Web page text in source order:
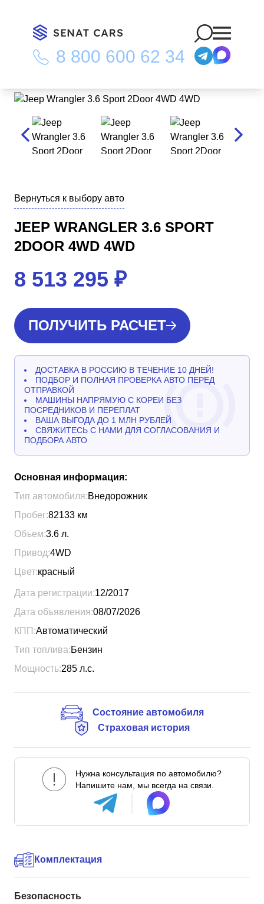
8 800 600 62 34
Главная Каталог/Jeep Wrangler 3.6 Sport 2Door 4WD 4WD
Вернуться к выбору авто
JEEP WRANGLER 3.6 SPORT
2DOOR 4WD 4WD
8 513 295 ₽
ПОЛУЧИТЬ РАСЧЕТ
ДОСТАВКА В РОССИЮ В ТЕЧЕНИЕ 10 ДНЕЙ!
ПОДБОР И ПОЛНАЯ ПРОВЕРКА АВТО ПЕРЕД
ОТПРАВКОЙ
МАШИНЫ НАПРЯМУЮ С КОРЕИ БЕЗ
ПОСРЕДНИКОВ И ПЕРЕПЛАТ
ВАША ВЫГОДА ДО 1 МЛН РУБЛЕЙ
СВЯЖИТЕСЬ С НАМИ ДЛЯ СОГЛАСОВАНИЯ И
ПОДБОРА АВТО
Основная информация:
Тип автомобиля:Внедорожник
Пробег:82133 км
Объем:3.6 л.
Привод:4WD
Цвет:красный
Дата регистрации:12/2017
Дата объявления:08/07/2026
КПП:Автоматический
Тип топлива:Бензин
Мощность:285 л.с.
Состояние автомобиля
Страховая история
Нужна консультация по автомобилю?
Напишите нам, мы всегда на связи.
Комплектация
Безопасность